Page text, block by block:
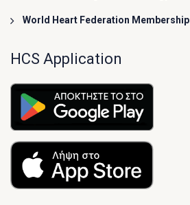
World Heart Federation Membership
HCS Application